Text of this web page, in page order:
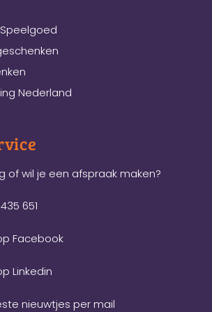
Nederland
of wil je een afspraak maken?
651
Facebook
Linkedin
nieuwtjes per mail